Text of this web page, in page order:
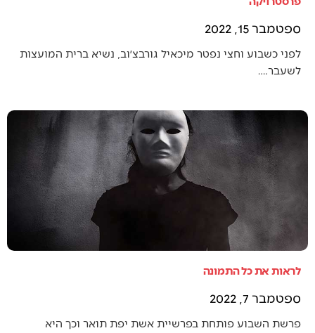
ספטמבר 15, 2022
לפני כשבוע וחצי נפטר מיכאיל גורבצ׳וב, נשיא ברית המועצות
לשעבר.…
לראות את כל התמונה
ספטמבר 7, 2022
פרשת השבוע פותחת בפרשיית אשת יפת תואר וכך היא